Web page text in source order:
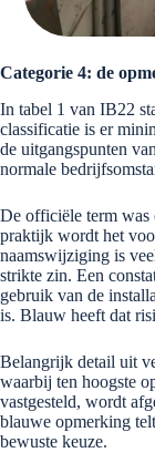
Categorie 4: de
In tabel 1 van IB22
classificatie is er
de uitgangspunten
normale
De officiële term
praktijk wordt het
naamswijziging is
strikte zin. Een
gebruik van de
is. Blauw heeft dat
Belangrijk detail uit
waarbij ten hoogste
vastgesteld, wordt
blauwe opmerking
bewuste keuze.